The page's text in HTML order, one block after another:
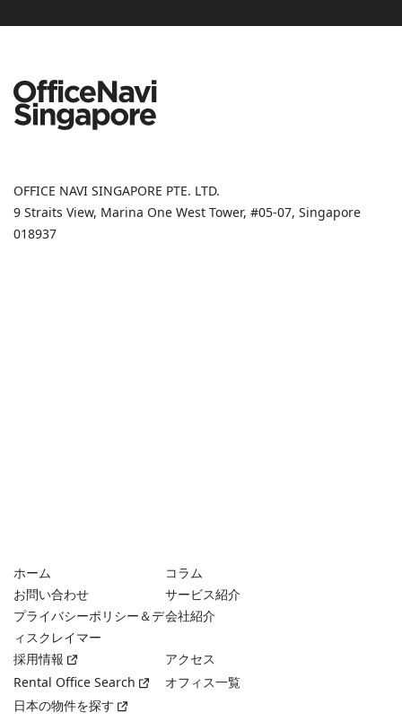
OFFICE NAVI SINGAPORE PTE. LTD.
9 Straits View, Marina One West Tower, #05-07, Singapore
018937
ホーム
コラム
お問い合わせ
サービス紹介
プライバシーポリシー＆デ
ィスクレイマー
会社紹介
採用情報
アクセス
Rental Office Search
オフィス一覧
日本の物件を探す